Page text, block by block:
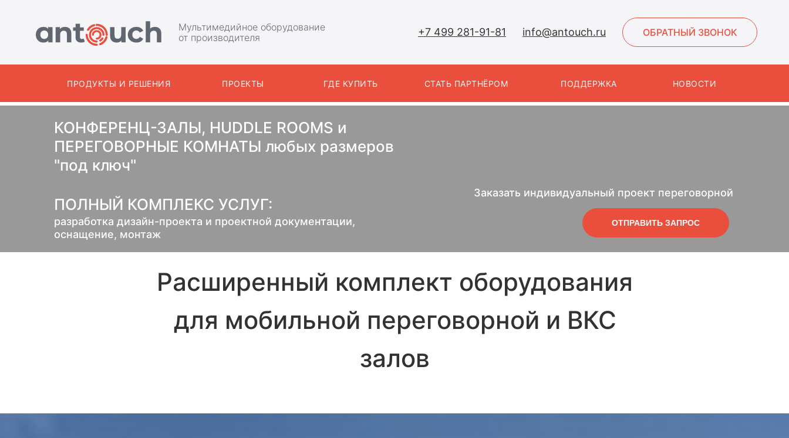
Мультимедийное оборудование
от производителя
+7 499 281-91-81 info@antouch.ru ОБРАТНЫЙ ЗВОНОК
ПРОЕКТЫ ГДЕ КУПИТЬ СТАТЬ ПАРТНЁРОМ ПОДДЕРЖКА НОВОСТИ
ПРОДУКТЫ И РЕШЕНИЯ
КОНФЕРЕНЦ-ЗАЛЫ, HUDDLE ROOMS и
ПЕРЕГОВОРНЫЕ КОМНАТЫ любых размеров
"под ключ"
разработка дизайн-проекта и проектной документации,
оснащение, монтаж
ПОЛНЫЙ КОМПЛЕКС УСЛУГ:
ОТПРАВИТЬ ЗАПРОС
Заказать индивидуальный проект переговорной
Расширенный комплект оборудования
для мобильной переговорной и ВКС
залов